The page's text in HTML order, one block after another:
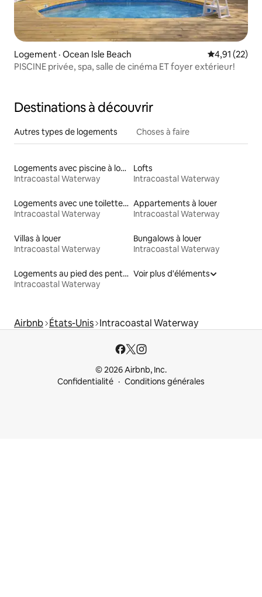
Logement · Ocean Isle Beach Note
4,91 (22)
PISCINE privée, spa, salle de cinéma ET foyer extérieur!
Destinations à découvrir
Autres types de logements Choses à faire
Logements avec piscine à louer
Intracoastal Waterway
Lofts
Intracoastal Waterway
Logements avec une toilette à une hauteur accessible
Intracoastal Waterway
Appartements à louer
Intracoastal Waterway
Villas à louer
Intracoastal Waterway
Bungalows à louer
Intracoastal Waterway
Logements au pied des pentes à louer
Intracoastal Waterway
Voir plus d'éléments
Airbnb États-Unis Intracoastal Waterway
© 2026 Airbnb, Inc.
Confidentialité
Conditions générales